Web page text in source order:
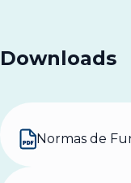
Downloads
Normas de